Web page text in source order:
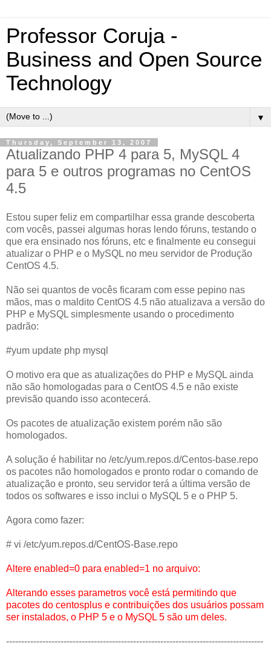
Professor Coruja -
Business and Open Source
Technology
▼
Thursday, September 13, 2007
Atualizando PHP 4 para 5, MySQL 4
para 5 e outros programas no CentOS
4.5
Estou super feliz em compartilhar essa grande descoberta
com vocês, passei algumas horas lendo fóruns, testando o
que era ensinado nos fóruns, etc e finalmente eu consegui
atualizar o PHP e o MySQL no meu servidor de Produção
CentOS 4.5.
Não sei quantos de vocês ficaram com esse pepino nas
mãos, mas o maldito CentOS 4.5 não atualizava a versão do
PHP e MySQL simplesmente usando o procedimento
padrão:
#yum update php mysql
O motivo era que as atualizações do PHP e MySQL ainda
não são homologadas para o CentOS 4.5 e não existe
previsão quando isso acontecerá.
Os pacotes de atualização existem porém não são
homologados.
A solução é habilitar no /etc/yum.repos.d/Centos-base.repo
os pacotes não homologados e pronto rodar o comando de
atualização e pronto, seu servidor terá a última versão de
todos os softwares e isso inclui o MySQL 5 e o PHP 5.
Agora como fazer:
# vi /etc/yum.repos.d/CentOS-Base.repo
Altere enabled=0 para enabled=1 no arquivo:
Alterando esses parametros você está permitindo que
pacotes do centosplus e contribuições dos usuários possam
ser instalados, o PHP 5 e o MySQL 5 são um deles.
-------------------------------------------------------------------------------------